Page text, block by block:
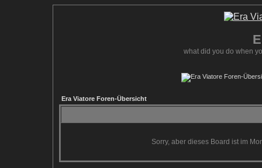
what did you do when
Era Viatore Foren-Übersicht
Sorry, aber dieses Board ist im